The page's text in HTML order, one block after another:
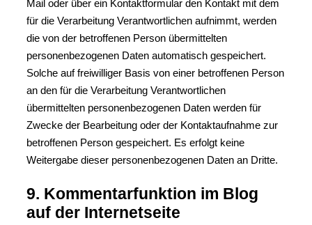
Mail oder über ein Kontaktformular den Kontakt mit dem
für die Verarbeitung Verantwortlichen aufnimmt, werden
die von der betroffenen Person übermittelten
personenbezogenen Daten automatisch gespeichert.
Solche auf freiwilliger Basis von einer betroffenen Person
an den für die Verarbeitung Verantwortlichen
übermittelten personenbezogenen Daten werden für
Zwecke der Bearbeitung oder der Kontaktaufnahme zur
betroffenen Person gespeichert. Es erfolgt keine
Weitergabe dieser personenbezogenen Daten an Dritte.
9. Kommentarfunktion im Blog
auf der Internetseite